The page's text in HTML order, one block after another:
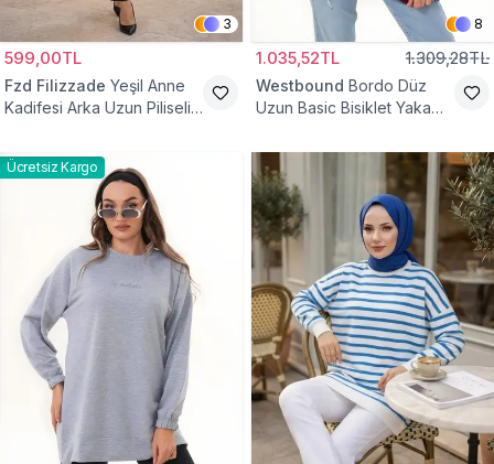
3
599,00TL
Fzd Filizzade Yeşil Anne
Kadifesi Arka Uzun Piliseli
8
1.035,52TL 1.309,28TL
Westbound Bordo Düz
Uzun Basic Bisiklet Yaka
Ücretsiz Kargo